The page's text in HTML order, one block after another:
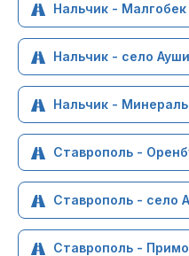
Нальчик - Малгобек
Нальчик - село
Нальчик -
Ставрополь -
Ставрополь - село
Ставрополь -